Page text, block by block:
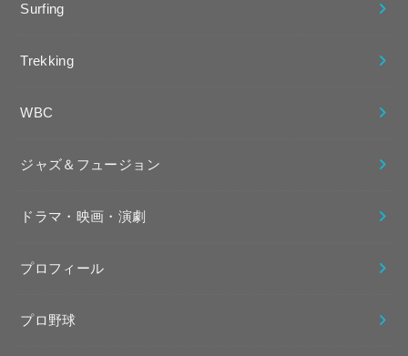
Surfing
Trekking
WBC
ジャズ＆フュージョン
ドラマ・映画・演劇
プロフィール
プロ野球